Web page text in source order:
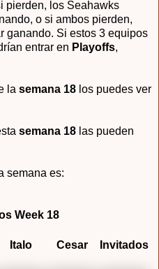
pierden, los Seahawks
o si ambos pierden,
ganando. Si estos 3 equipos
entrar en Playoffs,
la semana 18 los puedes ver
semana 18 las pueden
semana es:
Week 18
Italo Cesar Invitados